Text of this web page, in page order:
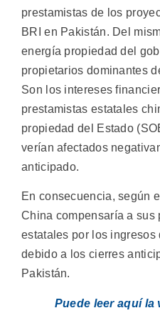
prestamistas de los
BRI en Pakistán. Del
energía propiedad del
propietarios dominantes
Son los intereses
prestamistas estatales
propiedad del Estado
verían afectados
anticipado.
En consecuencia, según
China compensaría a sus
estatales por los
debido a los cierres
Pakistán.
Puede leer aquí la